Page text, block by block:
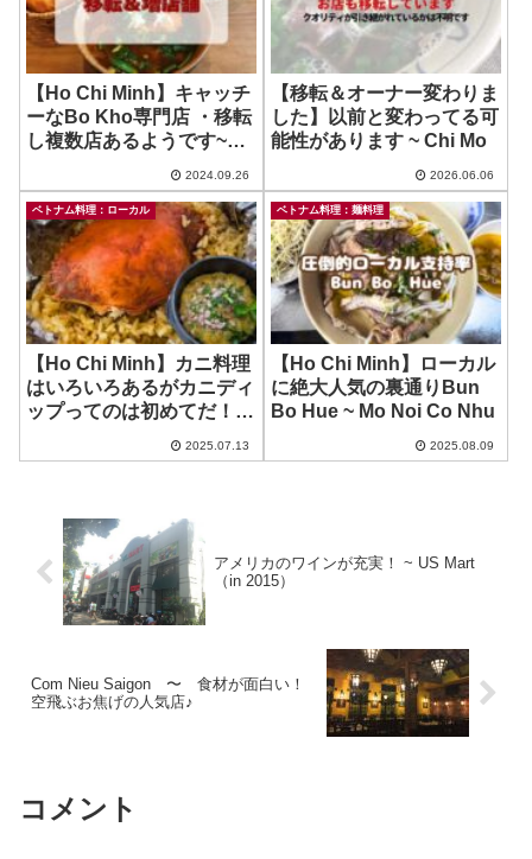
【Ho Chi Minh】キャッチ
ーなBo Kho専門店 ・移転
し複数店あるようです~
2024.09.26
【移転＆オーナー変わりま
した】以前と変わってる可
能性があります ~ Chi Mo
2026.06.06
ベトナム料理：ローカル
【Ho Chi Minh】カニ料理
はいろいろあるがカニディ
ップってのは初めてだ！ ~
2025.07.13
ベトナム料理：麺料理
【Ho Chi Minh】ローカル
に絶大人気の裏通りBun
Bo Hue ~ Mo Noi Co Nhu
2025.08.09
アメリカのワインが充実！ ~ US Mart
（in 2015）
Com Nieu Saigon 〜 食材が面白い！
空飛ぶお焦げの人気店♪
コメント